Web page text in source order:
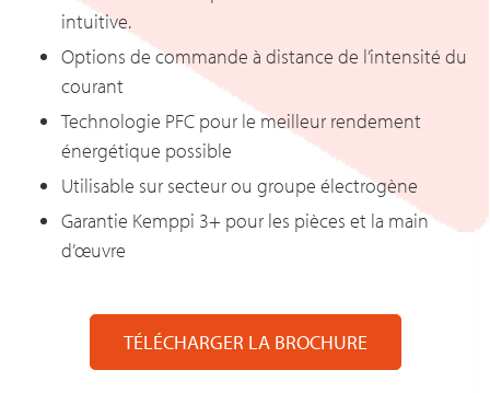
intuitive.
Options de commande à distance de l’intensité du
courant
Technologie PFC pour le meilleur rendement
énergétique possible
Utilisable sur secteur ou groupe électrogène
Garantie Kemppi 3+ pour les pièces et la main
d’œuvre
TÉLÉCHARGER LA BROCHURE